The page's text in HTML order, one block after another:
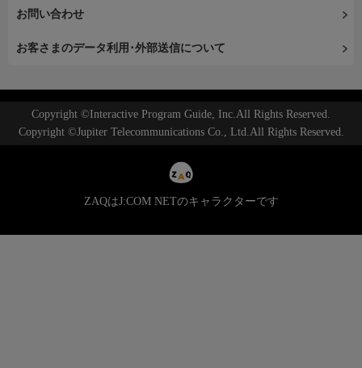
お問い合わせ
お客さまのデータ利用･外部送信について
Copyright ©Interactive Program Guide, Inc.All Rights Reserved.
Copyright ©Jupiter Telecommunications Co., Ltd.All Rights Reserved.
ZAQはJ:COM NETのキャラクターです